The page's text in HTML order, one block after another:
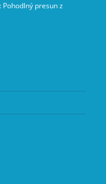
presun z